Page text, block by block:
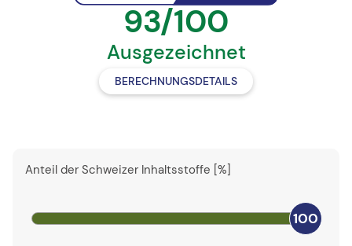
93/100
Ausgezeichnet
BERECHNUNGSDETAILS
Anteil der Schweizer Inhaltsstoffe [%]
100